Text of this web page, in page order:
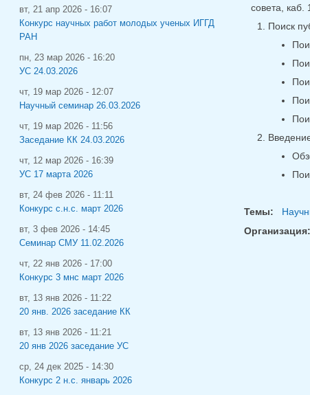
совета,
Поиск
Темы:
Организация:
вт, 21 апр 2026 - 16:07
Конкурс научных работ молодых ученых ИГГД
РАН
пн, 23 мар 2026 - 16:20
УС 24.03.2026
чт, 19 мар 2026 - 12:07
Научный семинар 26.03.2026
чт, 19 мар 2026 - 11:56
Заседание КК 24.03.2026
чт, 12 мар 2026 - 16:39
УС 17 марта 2026
вт, 24 фев 2026 - 11:11
Конкурс с.н.с. март 2026
вт, 3 фев 2026 - 14:45
Семинар СМУ 11.02.2026
чт, 22 янв 2026 - 17:00
Конкурс 3 мнс март 2026
вт, 13 янв 2026 - 11:22
20 янв. 2026 заседание КК
вт, 13 янв 2026 - 11:21
20 янв 2026 заседание УС
ср, 24 дек 2025 - 14:30
Конкурс 2 н.с. январь 2026